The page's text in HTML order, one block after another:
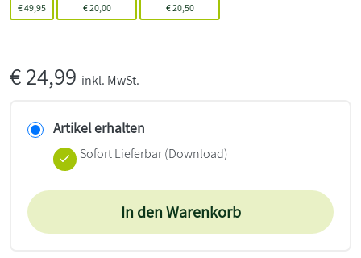
€49,95
€20,00
€20,50
€24,99 inkl. MwSt.
Artikel erhalten
Sofort Lieferbar (Download)
In den Warenkorb